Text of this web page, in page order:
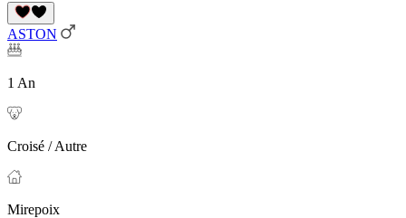
ASTON
1 An
Croisé / Autre
Mirepoix